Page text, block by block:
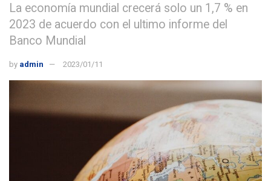
La economía mundial crecerá solo un 1,7 % en
2023 de acuerdo con el ultimo informe del
Banco Mundial
by admin 2023/01/11